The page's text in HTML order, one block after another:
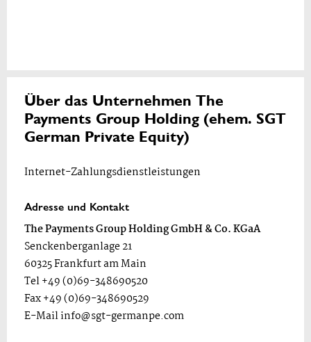
Über das Unternehmen The
Payments Group Holding (ehem. SGT
German Private Equity)
Internet-Zahlungsdienstleistungen
Adresse und Kontakt
The Payments Group Holding GmbH & Co. KGaA
Senckenberganlage 21
60325 Frankfurt am Main
Tel +49 (0)69-348690520
Fax +49 (0)69-348690529
E-Mailinfo@sgt-germanpe.com